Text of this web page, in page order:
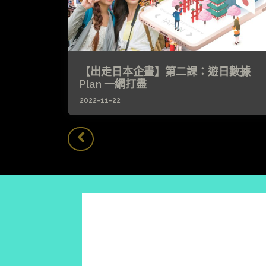
【出走日本企畫】第二課：遊日數據
Plan 一網打盡
2022-11-22